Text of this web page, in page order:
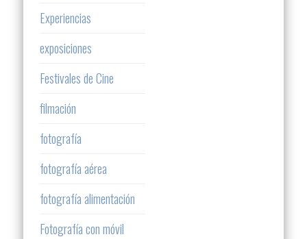
Experiencias
exposiciones
Festivales de Cine
filmación
fotografía
fotografía aérea
fotografía alimentación
Fotografía con móvil